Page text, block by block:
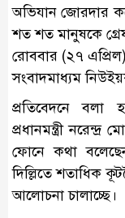
অভিযান জোরদার
শত শত মানুষকে
রোববার (২৭
সংবাদমাধ্যম
প্রতিবেদনে বলা
প্রধানমন্ত্রী
ফোনে কথা
দিল্লিতে শতাধিক
আলোচনা চালাচ্ছে।